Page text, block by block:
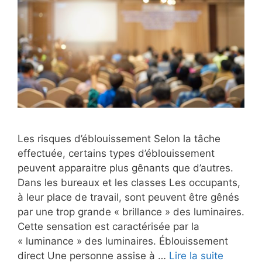
Les risques d’éblouissement Selon la tâche
effectuée, certains types d’éblouissement
peuvent apparaitre plus gênants que d’autres.
Dans les bureaux et les classes Les occupants,
à leur place de travail, sont peuvent être gênés
par une trop grande « brillance » des luminaires.
Cette sensation est caractérisée par la
« luminance » des luminaires. Éblouissement
direct Une personne assise à … Lire la suite